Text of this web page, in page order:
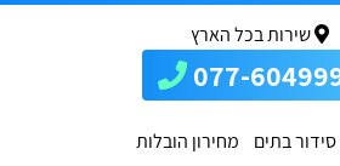
שירות בכל הארץ
077-
סידור בתים מחירון הובלות